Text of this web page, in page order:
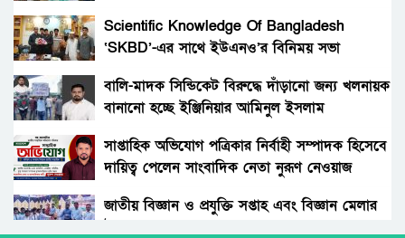
প্রোগ্রাম অনুষ্ঠিত
আমার স্বাধীনতা, লেখক – আহসান হাবীব।
জাতীয় কবি কাজী নজরুল ইসলামের মৃত্যুবার্ষিকীতে
গভীর শ্রদ্ধা ও ভালোবাসা।
Scientific Knowledge Of Bangladesh
‘SKBD’-এর সাথে ইউএনও’র বিনিময় সভা
বালি-মাদক সিন্ডিকেট বিরুদ্ধে দাঁড়ানো জন্য খলনায়ক
বানানো হচ্ছে ইঞ্জিনিয়ার আমিনুল ইসলাম
সাপ্তাহিক অভিযোগ পত্রিকার নির্বাহী সম্পাদক হিসেবে
দায়িত্ব পেলেন সাংবাদিক নেতা নুরূণ নেওয়াজ
জাতীয় বিজ্ঞান ও প্রযুক্তি সপ্তাহ এবং বিজ্ঞান মেলার